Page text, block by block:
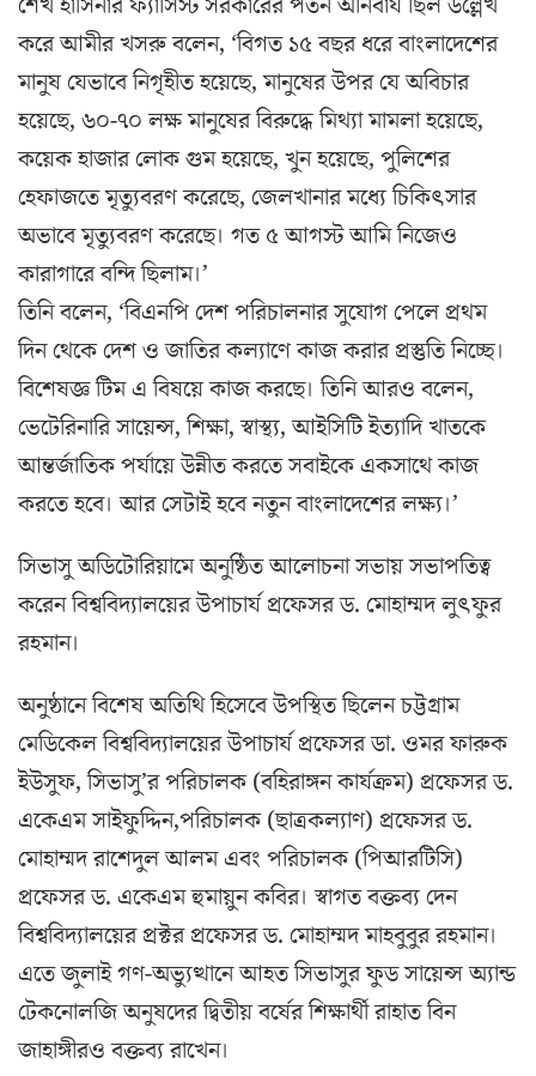
করে আমীর খসরু বলেন, ‘বিগত ১৫ বছর ধরে বাংলাদেশের
মানুষ যেভাবে নিগৃহীত হয়েছে, মানুষের উপর যে অবিচার
হয়েছে, ৬০-৭০ লক্ষ মানুষের বিরুদ্ধে মিথ্যা মামলা হয়েছে,
কয়েক হাজার লোক গুম হয়েছে, খুন হয়েছে, পুলিশের
হেফাজতে মৃত্যুবরণ করেছে, জেলখানার মধ্যে চিকিৎসার
অভাবে মৃত্যুবরণ করেছে। গত ৫ আগস্ট আমি নিজেও
কারাগারে বন্দি ছিলাম।’
তিনি বলেন, ‘বিএনপি দেশ পরিচালনার সুযোগ পেলে প্রথম
দিন থেকে দেশ ও জাতির কল্যাণে কাজ করার প্রস্তুতি নিচ্ছে।
বিশেষজ্ঞ টিম এ বিষয়ে কাজ করছে। তিনি আরও বলেন,
ভেটেরিনারি সায়েন্স, শিক্ষা, স্বাস্থ্য, আইসিটি ইত্যাদি খাতকে
আন্তর্জাতিক পর্যায়ে উন্নীত করতে সবাইকে একসাথে কাজ
করতে হবে। আর সেটাই হবে নতুন বাংলাদেশের লক্ষ্য।’
সিভাসু অডিটোরিয়ামে অনুষ্ঠিত আলোচনা সভায় সভাপতিত্ব
করেন বিশ্ববিদ্যালয়ের উপাচার্য প্রফেসর ড. মোহাম্মদ লুৎফুর
রহমান।
অনুষ্ঠানে বিশেষ অতিথি হিসেবে উপস্থিত ছিলেন চট্টগ্রাম
মেডিকেল বিশ্ববিদ্যালয়ের উপাচার্য প্রফেসর ডা. ওমর ফারুক
ইউসুফ, সিভাসু’র পরিচালক (বহিরাঙ্গন কার্যক্রম) প্রফেসর ড.
একেএম সাইফুদ্দিন,পরিচালক (ছাত্রকল্যাণ) প্রফেসর ড.
মোহাম্মদ রাশেদুল আলম এবং পরিচালক (পিআরটিসি)
প্রফেসর ড. একেএম হুমায়ুন কবির। স্বাগত বক্তব্য দেন
বিশ্ববিদ্যালয়ের প্রক্টর প্রফেসর ড. মোহাম্মদ মাহবুবুর রহমান।
এতে জুলাই গণ-অভ্যুত্থানে আহত সিভাসুর ফুড সায়েন্স অ্যান্ড
টেকনোলজি অনুষদের দ্বিতীয় বর্ষের শিক্ষার্থী রাহাত বিন
জাহাঙ্গীরও বক্তব্য রাখেন।